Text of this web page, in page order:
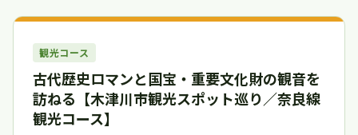
観光コース
古代歴史ロマンと国宝・重要文化財の観音を
訪ねる【木津川市観光スポット巡り／奈良線
観光コース】